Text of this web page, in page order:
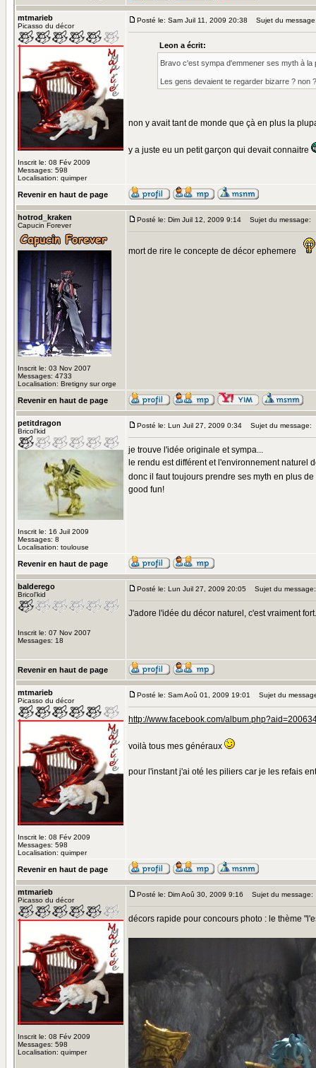
mtmarieb
Picasso du décor
Inscrit le: 08 Fév 2009
Messages: 598
Localisation: quimper
Posté le: Sam Juil 11, 2009 20:38 Sujet du
Leon a écrit:
Bravo c'est sympa d'emmener ses myth à la
Les gens devaient te regarder bizarre ? non ?
non y avait tant de monde que çà en plus la
y a juste eu un petit garçon qui devait connaitre
Revenir en haut de page
hotrod_kraken
Capucin Forever
Inscrit le: 03 Nov 2007
Messages: 4733
Localisation: Bretigny sur orge
Posté le: Dim Juil 12, 2009 9:14 Sujet du message:
mort de rire le concepte de décor ephemere
Revenir en haut de page
petitdragon
Bricol'kid
Inscrit le: 16 Juil 2009
Messages: 8
Localisation: toulouse
Posté le: Lun Juil 27, 2009 0:34 Sujet du message:
je trouve l'idée originale et sympa...
le rendu est différent et l'environnement naturel
donc il faut toujours prendre ses myth en plus
good fun!
Revenir en haut de page
balderego
Bricol'kid
Inscrit le: 07 Nov 2007
Messages: 18
Posté le: Lun Juil 27, 2009 20:05 Sujet du message:
J'adore l'idée du décor naturel, c'est vraiment
Revenir en haut de page
mtmarieb
Picasso du décor
Inscrit le: 08 Fév 2009
Messages: 598
Localisation: quimper
Posté le: Sam Aoû 01, 2009 19:01 Sujet du
http://www.facebook.com/
voilà tous mes généraux
pour l'instant j'ai oté les piliers car je les refais
Revenir en haut de page
mtmarieb
Picasso du décor
Inscrit le: 08 Fév 2009
Messages: 598
Localisation: quimper
Posté le: Dim Aoû 30, 2009 9:16 Sujet du message:
décors rapide pour concours photo : le thème